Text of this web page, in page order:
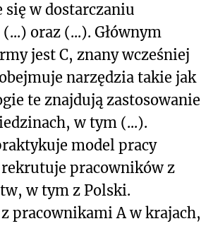
się w dostarczaniu
oraz (...). Głównym
jest C, znany wcześniej
narzędzia takie jak
te znajdują zastosowanie
w tym (...).
model pracy
pracowników z
w tym z Polski.
pracownikami A w krajach,